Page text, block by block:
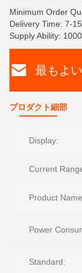
Minimum Order
Delivery Time: 7-
Supply Ability:
最もよ
プロダクト細部
Display:
Current
Product
Power
Standard: